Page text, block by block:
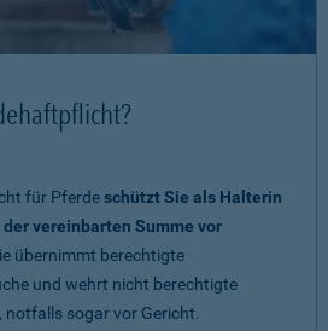
für Pferdeschützt Sie als Halterin
vereinbarten Summe vor
übernimmt berechtigte
und wehrt nicht berechtigte
notfalls sogar vor Gericht.